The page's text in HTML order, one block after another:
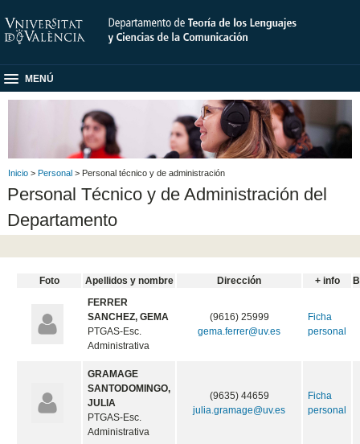
MENÚ
Inicio > Personal > Personal técnico y de administración
Personal Técnico y de Administración del
Departamento
Foto Apellidos y nombre Dirección + info
FERRER
SANCHEZ, GEMA
PTGAS-Esc.
Administrativa
(9616) 25999
gema.ferrer@uv.es
Ficha
personal
GRAMAGE
SANTODOMINGO,
JULIA
PTGAS-Esc.
Administrativa
(9635) 44659
julia.gramage@uv.es
Ficha
personal